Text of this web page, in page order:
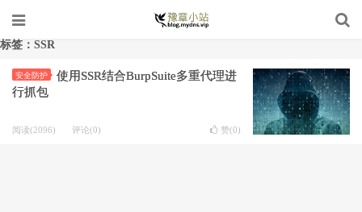
标签：SSR
安全防护
使用SSR结合BurpSuite多重代理进
行抓包
阅读(2096) 评论(0) 赞(0)